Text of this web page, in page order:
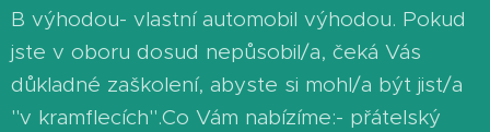
B výhodou- vlastní automobil výhodou. Pokud
jste v oboru dosud nepůsobil/a, čeká Vás
důkladné zaškolení, abyste si mohl/a být jist/a
"v kramflecích".Co Vám nabízíme:- přátelský